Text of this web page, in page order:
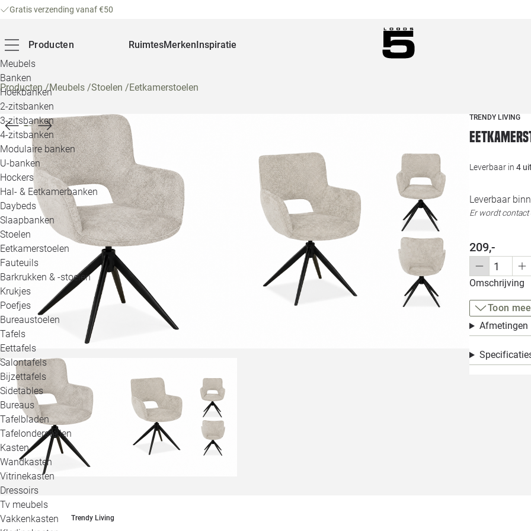
Gratis verzending vanaf €50
Producten
Meubels
Banken
Hoekbanken
2-zitsbanken
3-zitsbanken
4-zitsbanken
Modulaire banken
U-banken
Hockers
Hal- & Eetkamerbanken
Daybeds
Slaapbanken
Stoelen
Eetkamerstoelen
Fauteuils
Barkrukken & -stoelen
Krukjes
Poefjes
Bureaustoelen
Tafels
Eettafels
Salontafels
Bijzettafels
Sidetables
Bureaus
Tafelbladen
Tafelonderstellen
Kasten
Wandkasten
Vitrinekasten
Dressoirs
Tv meubels
Vakkenkasten
RuimtesMerkenInspiratie
Producten/Meubels /Stoelen /Eetkamerstoelen
TRENDY LIVING
Leverbaar in 4
Leverbaar
Er wordt
209,-
Omschrijving
Toon
Afmetingen
Trendy Living